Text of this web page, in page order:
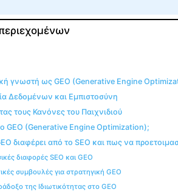
γνωστή ως GEO (Generative Engine
Δεδομένων και Εμπιστοσύνη
τους Κανόνες του Παιχνιδιού
GEO (Generative Engine Optimization);
διαφέρει από το SEO και πως να
διαφορές SEO και GEO
συμβουλές για στρατηγική GEO
της Ιδιωτικότητας στο GEO